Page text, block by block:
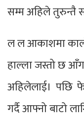
सम्म अहिले तुरुन्तै
ल ल आकाशमा
हाल्ला जस्तो छ
अहिलेलाई। पछि
गर्दै आफ्नो बाटो